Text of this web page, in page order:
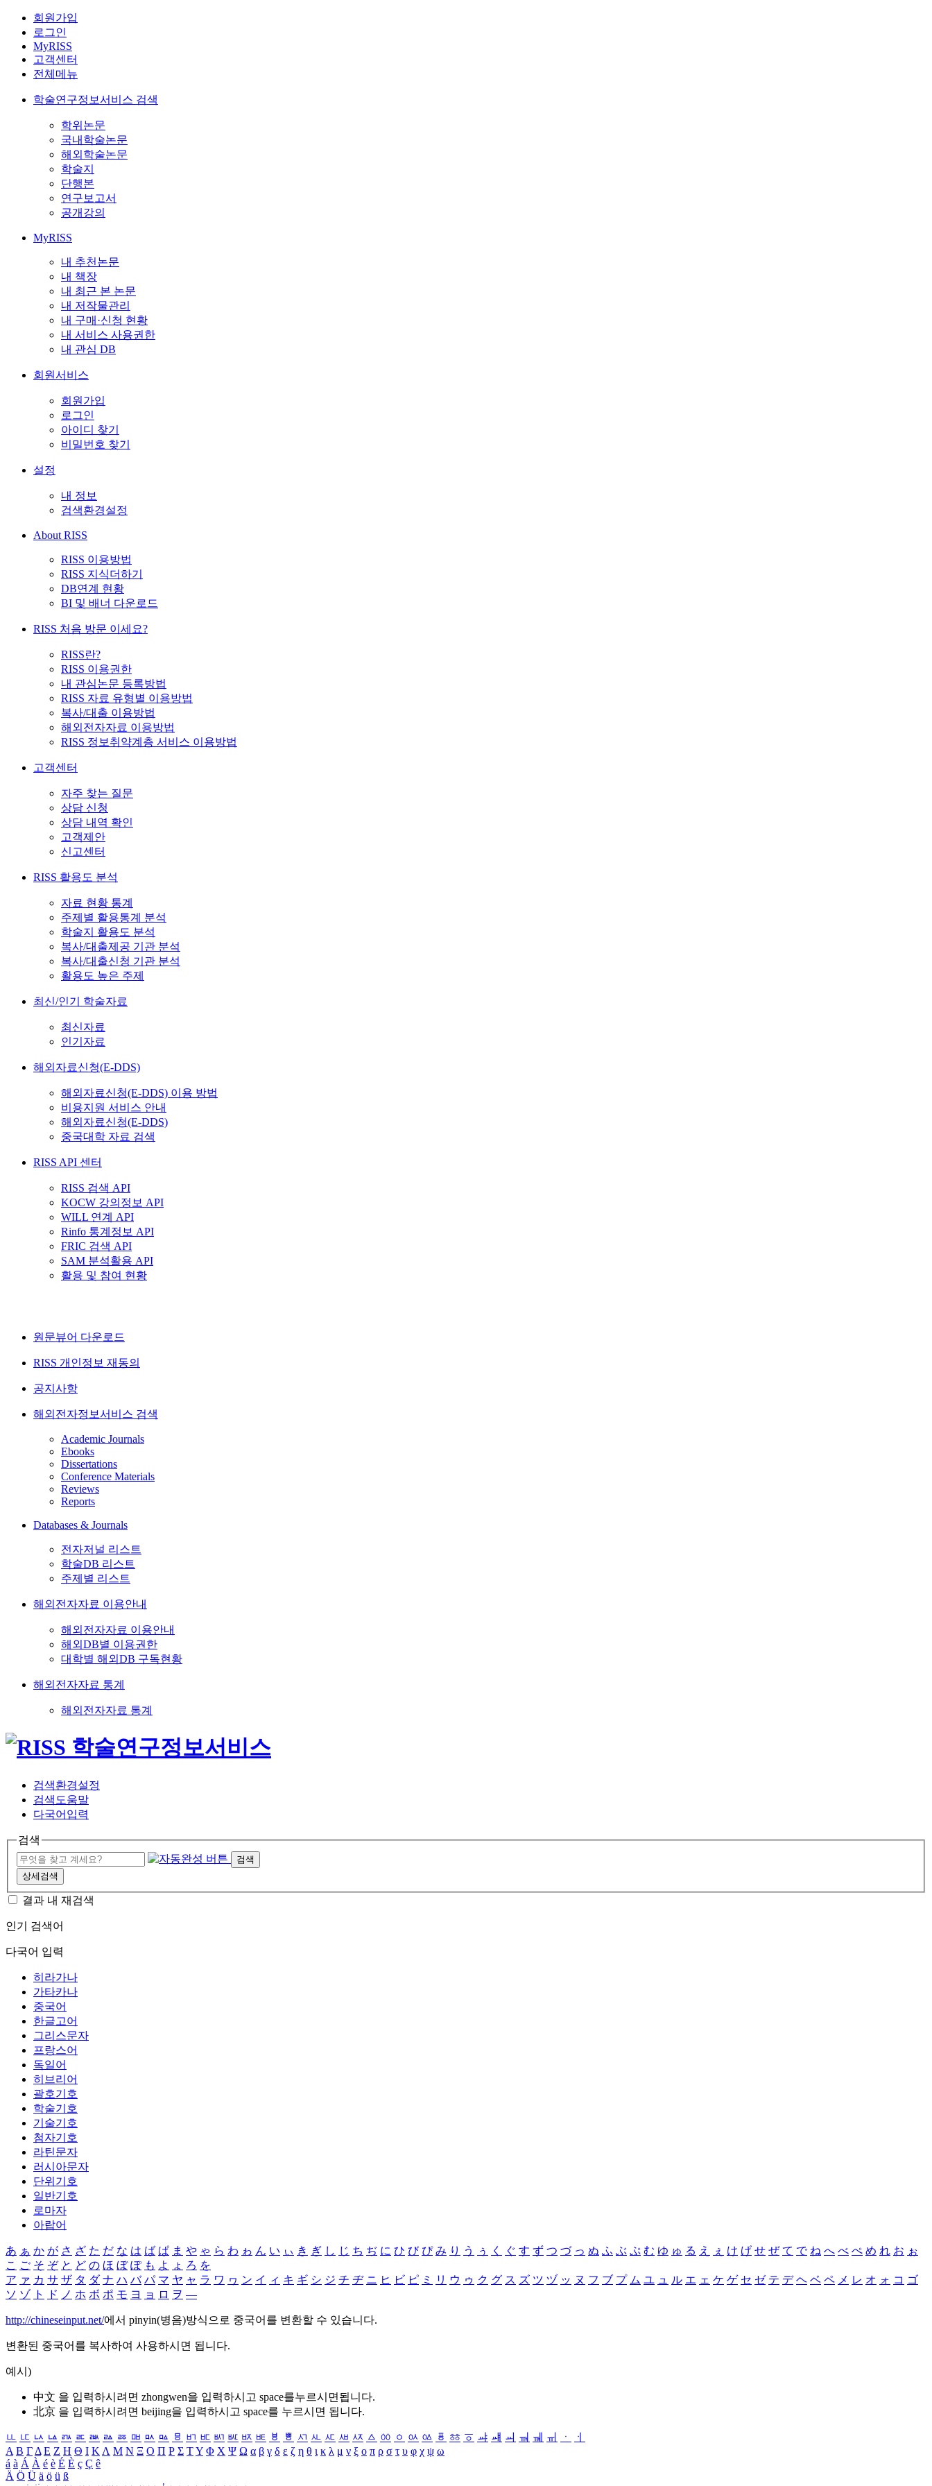
회원가입
로그인
MyRISS
고객센터
전체메뉴
학술연구정보서비스 검색
학위논문
국내학술논문
해외학술논문
학술지
단행본
연구보고서
공개강의
MyRISS
내 추천논문
내 책장
내 최근 본 논문
내 저작물관리
내 구매·신청 현황
내 서비스 사용권한
내 관심 DB
회원서비스
회원가입
로그인
아이디 찾기
비밀번호 찾기
설정
내 정보
검색환경설정
About RISS
RISS 이용방법
RISS 지식더하기
DB연계 현황
BI 및 배너 다운로드
RISS 처음 방문 이세요?
RISS란?
RISS 이용권한
내 관심논문 등록방법
RISS 자료 유형별 이용방법
복사/대출 이용방법
해외전자자료 이용방법
RISS 정보취약계층 서비스 이용방법
고객센터
자주 찾는 질문
상담 신청
상담 내역 확인
고객제안
신고센터
RISS 활용도 분석
자료 현황 통계
주제별 활용통계 분석
학술지 활용도 분석
복사/대출제공 기관 분석
복사/대출신청 기관 분석
활용도 높은 주제
최신/인기 학술자료
최신자료
인기자료
해외자료신청(E-DDS)
해외자료신청(E-DDS) 이용 방법
비용지원 서비스 안내
해외자료신청(E-DDS)
중국대학 자료 검색
RISS API 센터
RISS 검색 API
KOCW 강의정보 API
WILL 연계 API
Rinfo 통계정보 API
FRIC 검색 API
SAM 분석활용 API
활용 및 참여 현황
원문뷰어 다운로드
RISS 개인정보 재동의
공지사항
해외전자정보서비스 검색
Academic Journals
Ebooks
Dissertations
Conference Materials
Reviews
Reports
Databases & Journals
전자저널 리스트
학술DB 리스트
주제별 리스트
해외전자자료 이용안내
해외전자자료 이용안내
해외DB별 이용권한
대학별 해외DB 구독현황
해외전자자료 통계
해외전자자료 통계
검색환경설정
검색도움말
다국어입력
검색
검색
상세검색
결과 내 재검색
인기 검색어
다국어 입력
히라가나
가타카나
중국어
한글고어
그리스문자
프랑스어
독일어
히브리어
괄호기호
학술기호
기술기호
첨자기호
라틴문자
러시아문자
단위기호
일반기호
로마자
아랍어
あ ぁ か が さ ざ た だ な は ば ぱ ま や ゃ ら わ ゎ ん い ぃ き ぎ し じ ち ぢ に ひ び ぴ み り う ぅ く ぐ す ず つ づ っ ぬ ふ ぶ ぷ む ゆ ゅ る え ぇ け げ せ ぜ て で ね へ べ ぺ め れ お ぉ
こ ご そ ぞ と ど の ほ ぼ ぽ も よ ょ ろ を
ア ァ カ サ ザ タ ダ ナ ハ バ パ マ ヤ ャ ラ ワ ヮ ン イ ィ キ ギ シ ジ チ ヂ ニ ヒ ビ ピ ミ リ ウ ゥ ク グ ス ズ ツ ヅ ッ ヌ フ ブ プ ム ユ ュ ル エ ェ ケ ゲ セ ゼ テ デ ヘ ベ ペ メ レ オ ォ コ ゴ
ソ ゾ ト ド ノ ホ ボ ポ モ ヨ ョ ロ ヲ ―
http://chineseinput.net/에서 pinyin(병음)방식으로 중국어를 변환할 수 있습니다.
변환된 중국어를 복사하여 사용하시면 됩니다.
예시)
中文 을 입력하시려면 zhongwen을 입력하시고 space를누르시면됩니다.
北京 을 입력하시려면 beijing을 입력하시고 space를 누르시면 됩니다.
ㅥ ㅦ ㅧ ㅨ ㅩ ㅪ ㅫ ㅬ ㅭ ㅮ ㅯ ㅰ ㅱ ㅲ ㅳ ㅴ ㅵ ㅶ ㅷ ㅸ ㅹ ㅺ ㅻ ㅼ ㅽ ㅾ ㅿ ㆀ ㆁ ㆂ ㆃ ㆄ ㆅ ㆆ ㆇ ㆈ ㆉ ㆊ ㆋ ㆌ ㆍ
ㆎ
Α Β ΓΔ Ε Ζ Η Θ Ι ΚΛ Μ Ν Ξ Ο Π Ρ Σ ΤΥ Φ Χ Ψ Ω α β γ δ ε ζ η θ ι κ λ μ ν ξ ο π ρ σ τ υ φ χ ψ ω
á à Á À é è É È ç Ç ê
Ä Ö Ü ä ö ü ß